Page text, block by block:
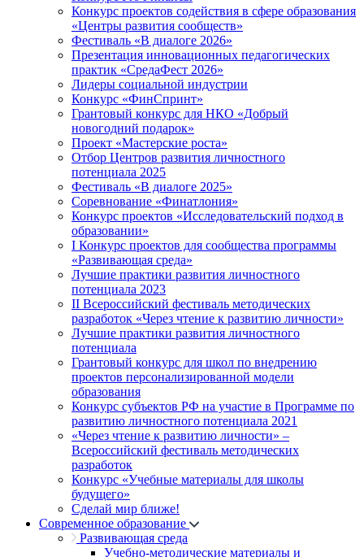
Конкурс проектов содействия в сфере образования
«Центры развития сообществ»
Фестиваль «В диалоге 2026»
Презентация инновационных педагогических
практик «СредаФест 2026»
Лидеры социальной индустрии
Конкурс «ФинСпринт»
Грантовый конкурс для НКО «Добрый
новогодний подарок»
Проект «Мастерские роста»
Отбор Центров развития личностного
потенциала 2025
Фестиваль «В диалоге 2025»
Соревнование «Финатлония»
Конкурс проектов «Исследовательский подход в
образовании»
I Конкурс проектов для сообщества программы
«Развивающая среда»
Лучшие практики развития личностного
потенциала 2023
II Всероссийский фестиваль методических
разработок «Через чтение к развитию личности»
Лучшие практики развития личностного
потенциала
Грантовый конкурс для школ по внедрению
проектов персонализированной модели
образования
Конкурс субъектов РФ на участие в Программе по
развитию личностного потенциала 2021
«Через чтение к развитию личности» –
Всероссийский фестиваль методических
разработок
Конкурс «Учебные материалы для школы
будущего»
Сделай мир ближе!
Современное образование
Развивающая среда
Учебно-методические материалы и